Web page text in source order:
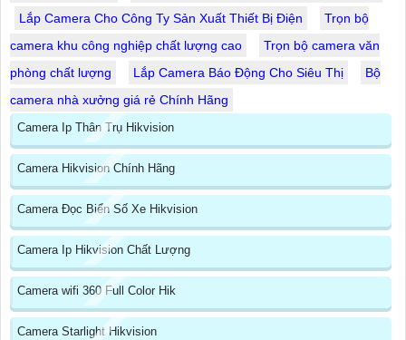
Lắp Camera Cho Công Ty Sản Xuất Thiết Bị Điện
Trọn bộ
camera khu công nghiệp chất lượng cao
Trọn bộ camera văn
phòng chất lượng
Lắp Camera Báo Động Cho Siêu Thị
Bộ
camera nhà xưởng giá rẻ Chính Hãng
Camera Ip Thân Trụ Hikvision
Camera Hikvision Chính Hãng
Camera Đọc Biển Số Xe Hikvision
Camera Ip Hikvision Chất Lượng
Camera wifi 360 Full Color Hik
Camera Starlight Hikvision